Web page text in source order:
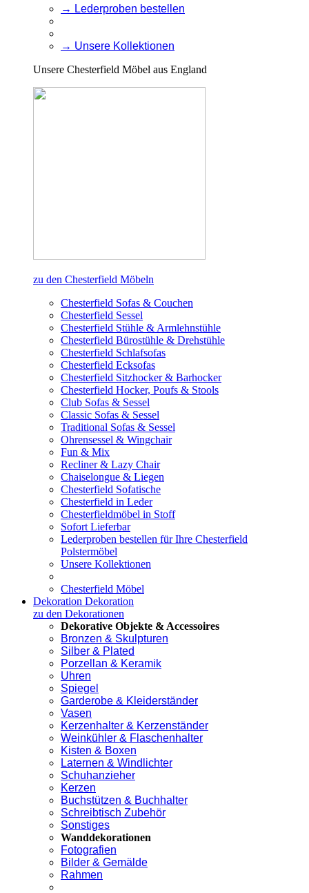
→ Lederproben bestellen
→ Unsere Kollektionen
Unsere Chesterfield Möbel aus England
zu den Chesterfield Möbeln
Chesterfield Sofas & Couchen
Chesterfield Sessel
Chesterfield Stühle & Armlehnstühle
Chesterfield Bürostühle & Drehstühle
Chesterfield Schlafsofas
Chesterfield Ecksofas
Chesterfield Sitzhocker & Barhocker
Chesterfield Hocker, Poufs & Stools
Club Sofas & Sessel
Classic Sofas & Sessel
Traditional Sofas & Sessel
Ohrensessel & Wingchair
Fun & Mix
Recliner & Lazy Chair
Chaiselongue & Liegen
Chesterfield Sofatische
Chesterfield in Leder
Chesterfieldmöbel in Stoff
Sofort Lieferbar
Lederproben bestellen für Ihre Chesterfield
Polstermöbel
Unsere Kollektionen
Chesterfield Möbel
Dekoration Dekoration
zu den Dekorationen
Dekorative Objekte & Accessoires
Bronzen & Skulpturen
Silber & Plated
Porzellan & Keramik
Uhren
Spiegel
Garderobe & Kleiderständer
Vasen
Kerzenhalter & Kerzenständer
Weinkühler & Flaschenhalter
Kisten & Boxen
Laternen & Windlichter
Schuhanzieher
Kerzen
Buchstützen & Buchhalter
Schreibtisch Zubehör
Sonstiges
Wanddekorationen
Fotografien
Bilder & Gemälde
Rahmen